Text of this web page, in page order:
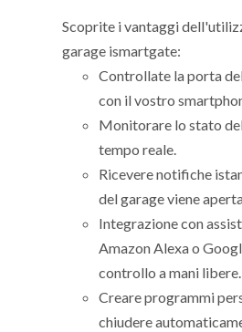
Scoprite i vantaggi
garage ismartgate:
Controllate la porta
con il vostro
Monitorare lo stato
tempo reale.
Ricevere notifiche
del garage viene
Integrazione con
Amazon Alexa o
controllo a mani libere.
Creare programmi
chiudere